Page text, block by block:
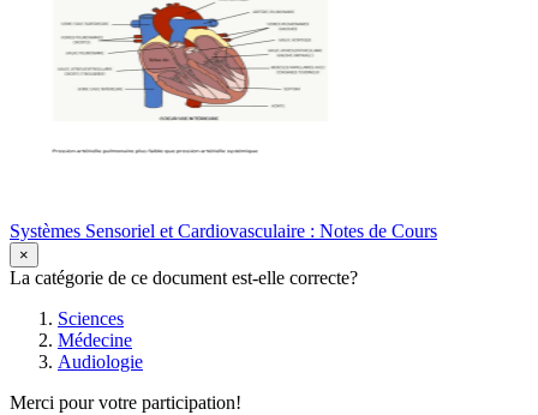
Systèmes Sensoriel et Cardiovasculaire : Notes de Cours
×
La catégorie de ce document est-elle correcte?
Sciences
Médecine
Audiologie
Merci pour votre participation!